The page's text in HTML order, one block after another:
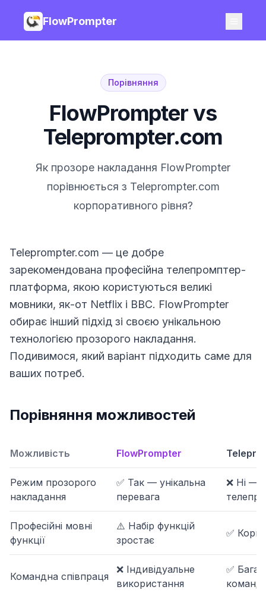
FlowPrompter
Порівняння
FlowPrompter vs
Teleprompter.com
Як прозоре накладання FlowPrompter
порівнюється з Teleprompter.com
корпоративного рівня?
Teleprompter.com — це добре
зарекомендована професійна телепромптер-
платформа, якою користуються великі
мовники, як-от Netflix і BBC. FlowPrompter
обирає інший підхід зі своєю унікальною
технологією прозорого накладання.
Подивимося, який варіант підходить саме для
ваших потреб.
Порівняння можливостей
Можливість FlowPrompter
Режим прозорого
накладання
✅ Так — унікальна
перевага
❌ Ні —
Професійні мовні
функції
⚠️ Набір функцій
зростає
✅
Командна співпраця
❌ Індивідуальне
використання
✅